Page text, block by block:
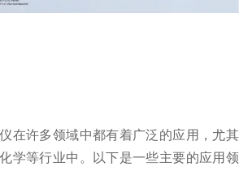
许多领域中都有着广泛的应用，尤其
学等行业中。以下是一些主要的应用领